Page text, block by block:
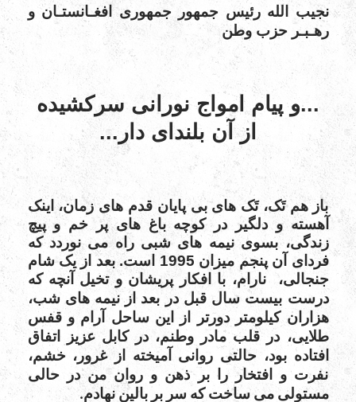
نجیب الله رئیس جمهور جمهوری افغـانستـان و
رهـبـر حزب وطن
...و پیام امواج نورانی سرکشیده
از آن بلندای دار...
باز هم تَک، تَک های بی پایان قدم های زمان، اینک
آهسته و دلگیر در کوچه باغ های پر خم و پیچ
زندگی، بسوی نیمه های شبی راه می نوردد که
فردای آن پنجم میزان 1995 است. بعد از یک شام
جنجالی،
نارام، با افکار پریشان و تخیل آنچه که
درست بیست سال قبل در بعد از نیمه های شب،
هزاران کیلومتر دورتر از این ساحل آرام و قفس
طلایی، در قلب مادر وطنم، در کابل عزیز اتفاق
افتاده بود، حالتی روانی آمیخته از غرور، خشم،
نفرت و افتخار را بر ذهن و روان من در حالی
مستولی می ساخت که سر بر بالین نهادم.